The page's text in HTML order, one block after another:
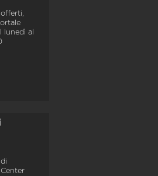
lunedì al